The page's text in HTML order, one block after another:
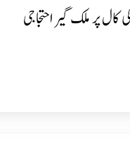
پر ملک گیر احتجاجی